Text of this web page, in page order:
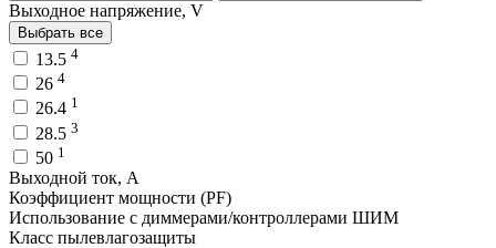
Выходное напряжение, V
Выбрать все
13.5 4
26 4
26.4 1
28.5 3
50 1
Выходной ток, A
Коэффициент мощности (PF)
Использование с диммерами/контроллерами ШИМ
Класс пылевлагозащиты